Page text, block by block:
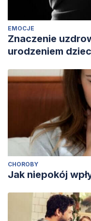
EMOCJE
Znaczenie
urodzeniem
CHOROBY
Jak niepokój